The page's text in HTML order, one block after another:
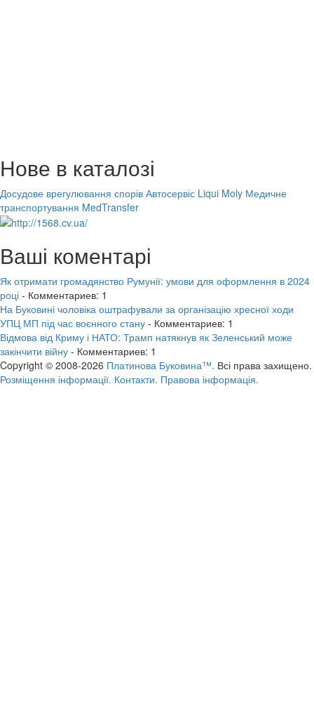
Нове в каталозі
Досудове врегулювання спорів Автосервіс Liqui Moly Медичне
транспортування MedTransfer
Ваші коментарі
Як отримати громадянство Румунії: умови для оформлення в 2024
році - Комментариев: 1
На Буковині чоловіка оштрафували за організацію хресної ходи
УПЦ МП під час воєнного стану - Комментариев: 1
Відмова від Криму і НАТО: Трамп натякнув як Зеленський може
закінчити війну - Комментариев: 1
Copyright © 2008-2026 Платинова Буковина™. Всі права захищено.
Розміщення інформації. Контакти. Правова інформація.